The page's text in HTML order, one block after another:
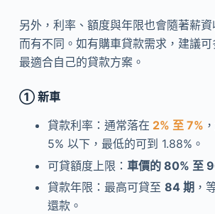
另外，利率、額度與年限也會隨著薪
而有不同。如有購車貸款需求，建議
最適合自己的貸款方案。
① 新車
貸款利率：通常落在 ​​ 2% 至 7%
5% 以下，最低的可到 1.88%。
可貸額度上限： 車價的 80% 至
貸款年限：最高可貸至 84 期 ，
還款。